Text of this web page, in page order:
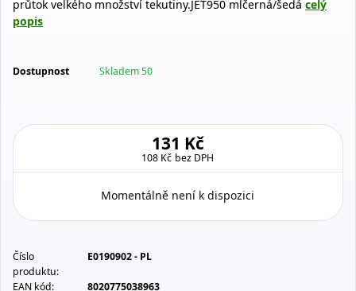
průtok velkého množství tekutiny.JET950 mlčerná/šedá celý
popis
Dostupnost Skladem 50
131 Kč
108 Kč bez DPH
Momentálně není k dispozici
Číslo
produktu:
E0190902 - PL
EAN kód:
8020775038963